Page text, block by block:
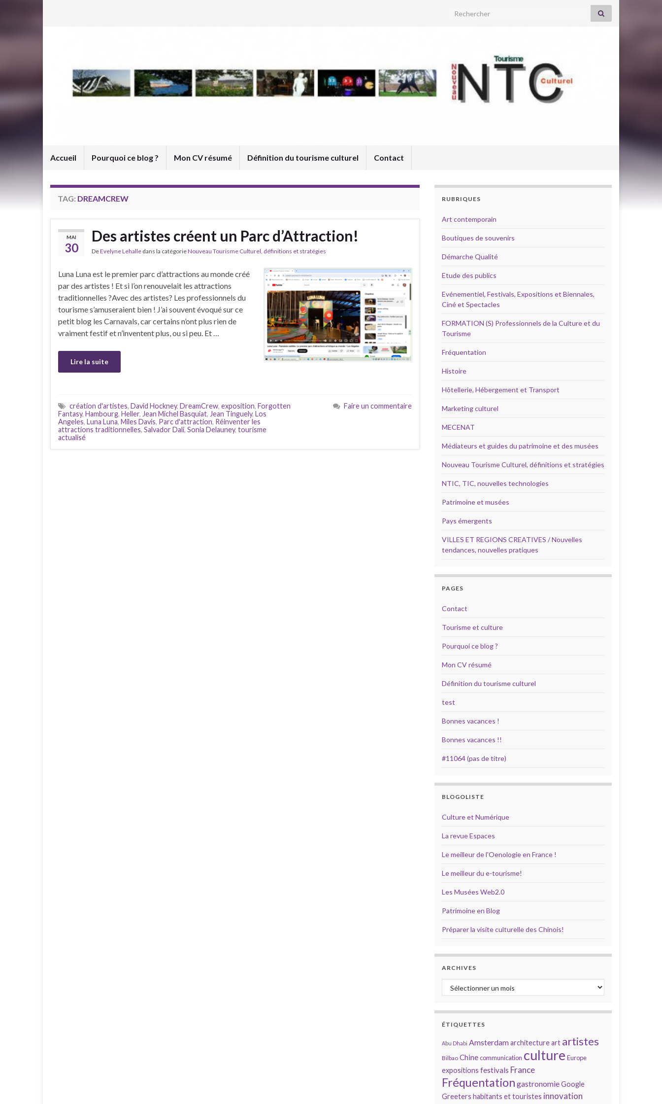
Search for:
Accueil Pourquoi ce blog ? Mon CV résumé Définition du tourisme culturel Contact
TAG: DREAMCREW
MAI
30
Des artistes créent un Parc d’Attraction!
DeEvelyne Lehalle dans la catégorieNouveau Tourisme Culturel, définitions et stratégies
Luna Luna est le premier parc d’attractions au monde créé
par des artistes ! Et si l’on renouvelait les attractions
traditionnelles ?Avec des artistes? Les professionnels du
tourisme s’amuseraient bien ! J’ai souvent évoqué sur ce
petit blog les Carnavals, car certains n’ont plus rien de
vraiment festif et n’inventent plus, ou si peu. Et …
Lire la suite
création d'artistes, David Hockney, DreamCrew, exposition, Forgotten
Fantasy, Hambourg, Heller, Jean Michel Basquiat, Jean Tinguely, Los
Angeles, Luna Luna, Miles Davis, Parc d'attraction, Réinventer les
attractions traditionnelles, Salvador Dali, Sonia Delauney, tourisme
actualisé
Faire un commentaire
RUBRIQUES
Art contemporain
Boutiques de souvenirs
Démarche Qualité
Etude des publics
Evénementiel, Festivals, Expositions et Biennales,
Ciné et Spectacles
FORMATION (S) Professionnels de la Culture et du
Tourisme
Fréquentation
Histoire
Hôtellerie, Hébergement et Transport
Marketing culturel
MECENAT
Médiateurs et guides du patrimoine et des musées
Nouveau Tourisme Culturel, définitions et stratégies
NTIC, TIC, nouvelles technologies
Patrimoine et musées
Pays émergents
VILLES ET REGIONS CREATIVES / Nouvelles
tendances, nouvelles pratiques
PAGES
Contact
Tourisme et culture
Pourquoi ce blog ?
Mon CV résumé
Définition du tourisme culturel
test
Bonnes vacances !
Bonnes vacances !!
#11064 (pas de titre)
BLOGOLISTE
Culture et Numérique
La revue Espaces
Le meilleur de l'Oenologie en France !
Le meilleur du e-tourisme!
Les Musées Web2.0
Patrimoine en Blog
Préparer la visite culturelle des Chinois!
ARCHIVES
Archives
ÉTIQUETTES
Abu Dhabi Amsterdamarchitectureart artistes
Bilbao Chinecommunication culture Europe
expositions festivals France
Fréquentation gastronomieGoogle
Greeters habitants et touristes innovation